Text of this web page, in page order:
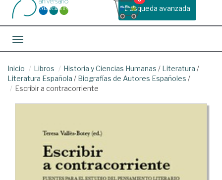
Busqueda avanzada
Toggle navigation
Inicio Libros Historia y Ciencias Humanas / Literatura /
Literatura Española / Biografías de Autores Españoles /
Escribir a contracorriente